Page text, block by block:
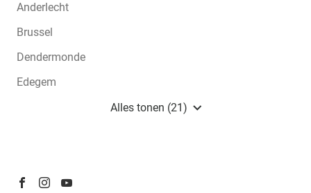
Anderlecht
Brussel
Dendermonde
Edegem
Alles tonen (21)
boetieks
Ga Ga Ga